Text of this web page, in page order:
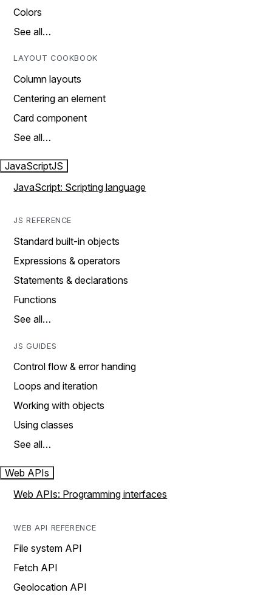
Colors
See all…
LAYOUT COOKBOOK
Column layouts
Centering an element
Card component
See all…
JavaScriptJS
JavaScript: Scripting language
JS REFERENCE
Standard built-in objects
Expressions & operators
Statements & declarations
Functions
See all…
JS GUIDES
Control flow & error handing
Loops and iteration
Working with objects
Using classes
See all…
Web APIs
Web APIs: Programming interfaces
WEB API REFERENCE
File system API
Fetch API
Geolocation API